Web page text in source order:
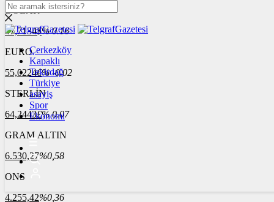
DOLAR
47,7134$% 0.16
EURO
55,0224€% -0.02
STERLİN
64,2443£% 0.07
GRAM ALTIN
6.530,27%0,58
ONS
4.255,42%0,36
Çerkezköy
Kapaklı
Tekirdağ
Türkiye
asayiş
Spor
Ekonomi